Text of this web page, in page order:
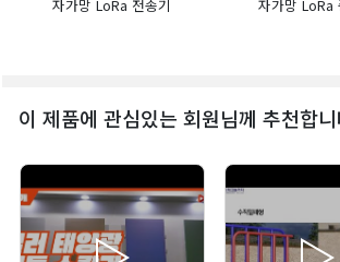
자가망 LoRa 전송기 자가망 LoRa
이 제품에 관심있는 회원님께 추천합